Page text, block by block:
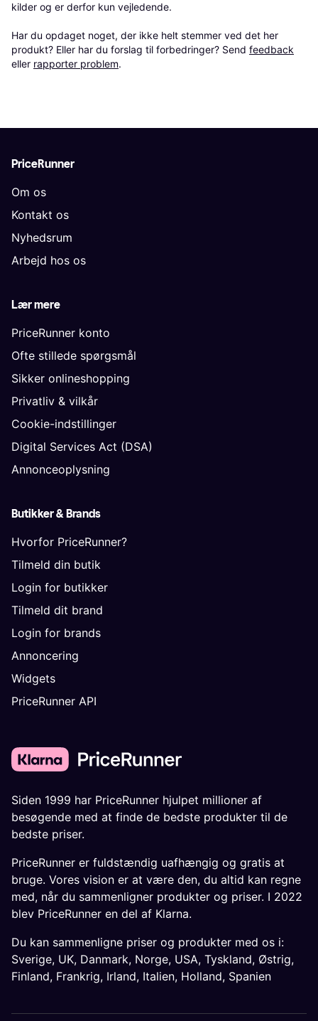
kilder og er derfor kun vejledende.
Har du opdaget noget, der ikke helt stemmer ved det her
produkt? Eller har du forslag til forbedringer? Send feedback
eller rapporter problem.
PriceRunner
Om os
Kontakt os
Nyhedsrum
Arbejd hos os
Lær mere
PriceRunner konto
Ofte stillede spørgsmål
Sikker onlineshopping
Privatliv & vilkår
Cookie-indstillinger
Digital Services Act (DSA)
Annonceoplysning
Butikker & Brands
Hvorfor PriceRunner?
Tilmeld din butik
Login for butikker
Tilmeld dit brand
Login for brands
Annoncering
Widgets
PriceRunner API
Siden 1999 har PriceRunner hjulpet millioner af
besøgende med at finde de bedste produkter til de
bedste priser.
PriceRunner er fuldstændig uafhængig og gratis at
bruge. Vores vision er at være den, du altid kan regne
med, når du sammenligner produkter og priser. I 2022
blev PriceRunner en del af Klarna.
Du kan sammenligne priser og produkter med os i:
Sverige, UK, Danmark, Norge, USA, Tyskland, Østrig,
Finland, Frankrig, Irland, Italien, Holland, Spanien